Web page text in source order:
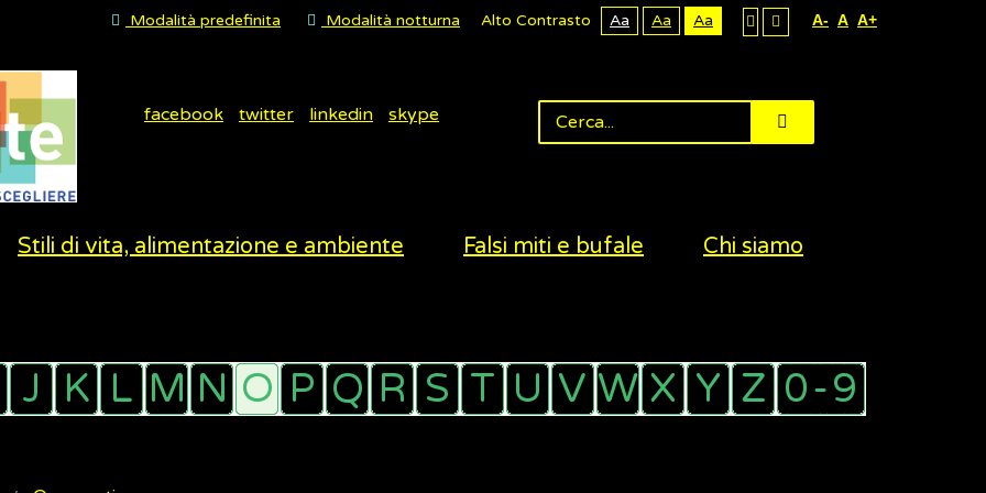
Modalità predefinita Modalità notturna Alto Contrasto Aa Aa Aa A- A A+
facebook twitter linkedin skype
Stili di vita, alimentazione e ambiente Falsi miti e bufale Chi siamo